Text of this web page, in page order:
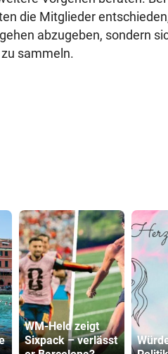
die Mitglieder
abzugeben, sondern
sammeln.
WM-Held zeigt
Sixpack – verlässt